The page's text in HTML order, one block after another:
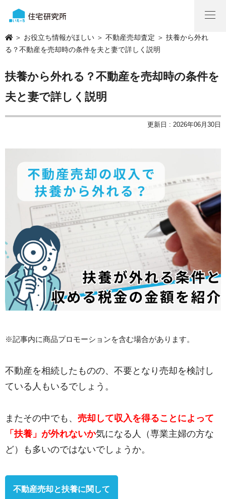
＞ お役立ち情報がほしい ＞ 不動産売却査定 ＞ 扶養から外れ
る？不動産を売却時の条件を夫と妻で詳しく説明
扶養から外れる？不動産を売却時の条件を
夫と妻で詳しく説明
更新日 : 2026年06月30日
※記事内に商品プロモーションを含む場合があります。
不動産を相続したものの、不要となり売却を検討し
ている人もいるでしょう。
またその中でも、 売却して収入を得ることによって
「扶養」が外れないか気になる人（専業主婦の方な
ど）も多いのではないでしょうか。
不動産売却と扶養に関して